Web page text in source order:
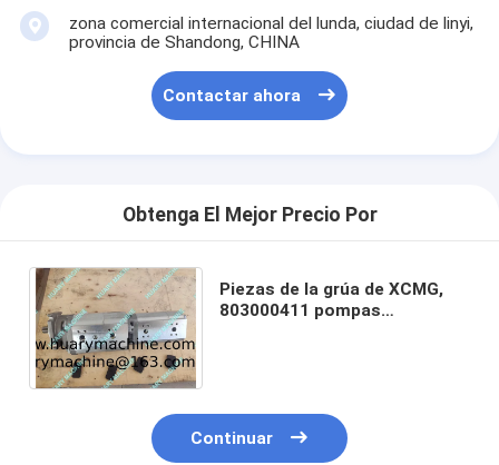
zona comercial internacional del lunda, ciudad de linyi,
provincia de Shandong, CHINA
Contactar ahora
Obtenga El Mejor Precio Por
Piezas de la grúa de XCMG,
803000411 pompas
Continuar